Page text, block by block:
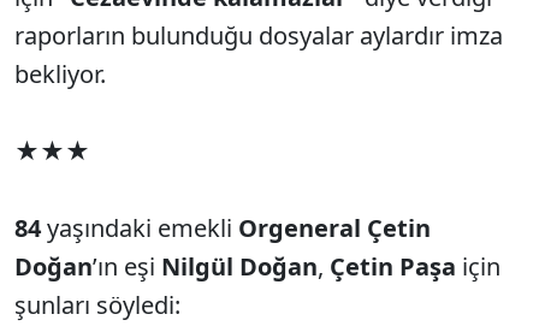
raporların bulunduğu dosyalar aylardır imza
bekliyor.
★★★
84yaşındaki emekli Orgeneral Çetin
Doğan’ın eşi Nilgül Doğan, Çetin Paşa için
şunları söyledi: